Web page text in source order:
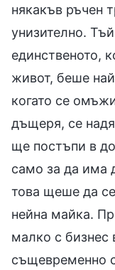
някакъв ръчен
унизително.
единственото,
живот, беше
когато се
дъщеря, се
ще постъпи в
само за да има
това щеше да
нейна майка.
малко с бизнес
същевременно